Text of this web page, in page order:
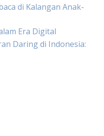
di Kalangan Anak-
Era Digital
Daring di Indonesia: